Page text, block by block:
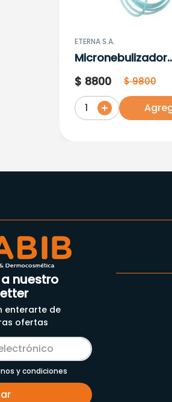
ETERNA S.A.
Micronebulizador
Ped/Medium
$ 8800 $9800
1
nuestro
enterarte de
ofertas
y condiciones